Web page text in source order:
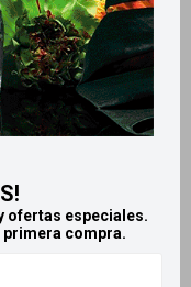
ofertas especiales.
primera compra.